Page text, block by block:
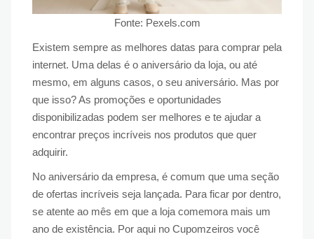
Fonte: Pexels.com
Existem sempre as melhores datas para comprar pela
internet. Uma delas é o aniversário da loja, ou até
mesmo, em alguns casos, o seu aniversário. Mas por
que isso? As promoções e oportunidades
disponibilizadas podem ser melhores e te ajudar a
encontrar preços incríveis nos produtos que quer
adquirir.
No aniversário da empresa, é comum que uma seção
de ofertas incríveis seja lançada. Para ficar por dentro,
se atente ao mês em que a loja comemora mais um
ano de existência. Por aqui no Cupomzeiros você